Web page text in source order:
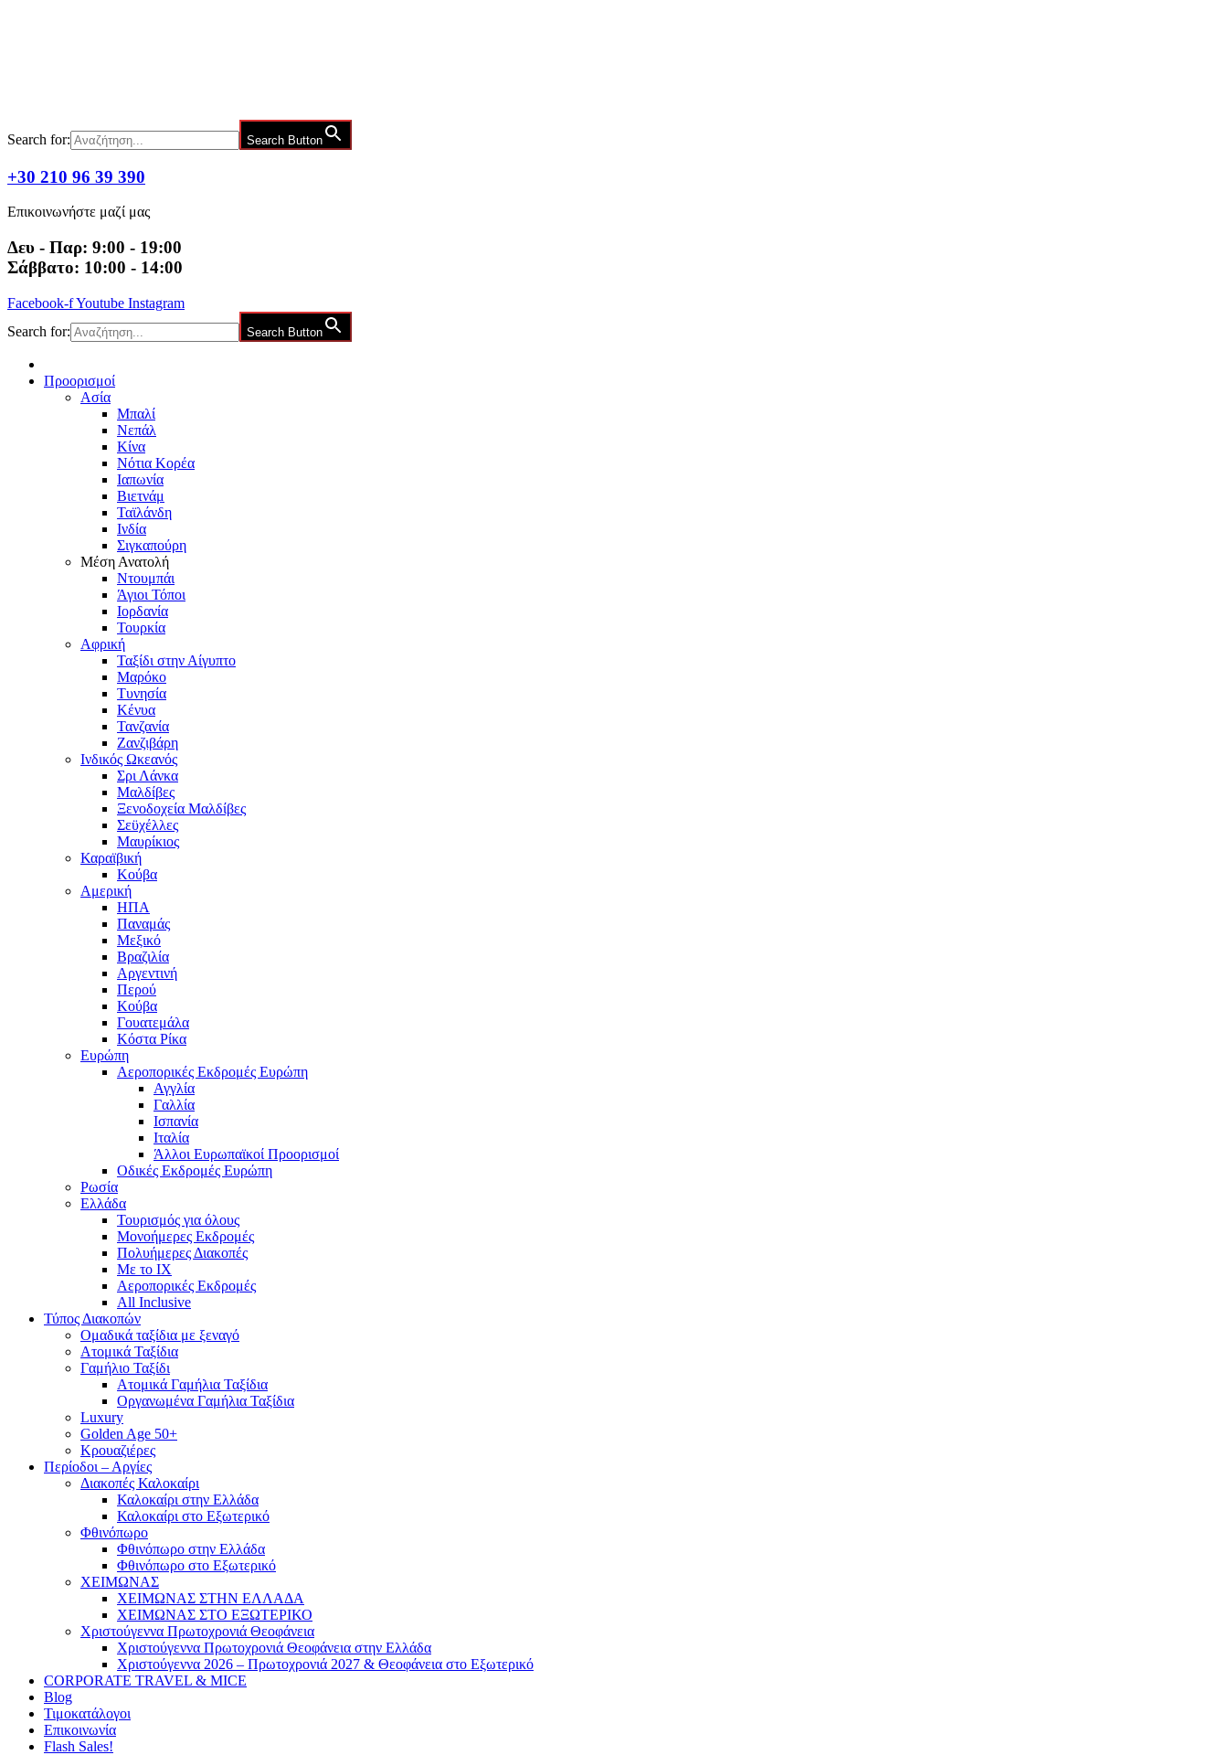
Search for: Search Button
+30 210 96 39 390
Επικοινωνήστε μαζί μας
Δευ - Παρ: 9:00 - 19:00
Σάββατο: 10:00 - 14:00
Facebook-fYoutube Instagram
Search for:
Search Button
Προορισμοί
Ασία
Μπαλί
Νεπάλ
Κίνα
Νότια Κορέα
Ιαπωνία
Βιετνάμ
Ταϊλάνδη
Ινδία
Σιγκαπούρη
Μέση Ανατολή
Ντουμπάι
Άγιοι Τόποι
Ιορδανία
Τουρκία
Αφρική
Ταξίδι στην Αίγυπτο
Μαρόκο
Τυνησία
Κένυα
Τανζανία
Ζανζιβάρη
Ινδικός Ωκεανός
Σρι Λάνκα
Μαλδίβες
Ξενοδοχεία Μαλδίβες
Σεϋχέλλες
Μαυρίκιος
Καραϊβική
Κούβα
Αμερική
ΗΠΑ
Παναμάς
Μεξικό
Βραζιλία
Αργεντινή
Περού
Κούβα
Γουατεμάλα
Κόστα Ρίκα
Ευρώπη
Αεροπορικές Εκδρομές Ευρώπη
Αγγλία
Γαλλία
Ισπανία
Ιταλία
Άλλοι Ευρωπαϊκοί Προορισμοί
Οδικές Εκδρομές Ευρώπη
Ρωσία
Ελλάδα
Τουρισμός για όλους
Mονοήμερες Εκδρομές
Πολυήμερες Διακοπές
Με το ΙΧ
Αεροπορικές Εκδρομές
All Inclusive
Τύπος Διακοπών
Ομαδικά ταξίδια με ξεναγό
Ατομικά Ταξίδια
Γαμήλιο Ταξίδι
Ατομικά Γαμήλια Ταξίδια
Οργανωμένα Γαμήλια Ταξίδια
Luxury
Golden Age 50+
Κρουαζιέρες
Περίοδοι – Αργίες
Διακοπές Καλοκαίρι
Καλοκαίρι στην Ελλάδα
Καλοκαίρι στο Εξωτερικό
Φθινόπωρο
Φθινόπωρο στην Ελλάδα
Φθινόπωρο στο Εξωτερικό
ΧΕΙΜΩΝΑΣ
ΧΕΙΜΩΝΑΣ ΣΤΗΝ ΕΛΛΑΔΑ
ΧΕΙΜΩΝΑΣ ΣΤΟ ΕΞΩΤΕΡΙΚΟ
Χριστούγεννα Πρωτοχρονιά Θεοφάνεια
Χριστούγεννα Πρωτοχρονιά Θεοφάνεια στην Ελλάδα
Χριστούγεννα 2026 – Πρωτοχρονιά 2027 & Θεοφάνεια στο Εξωτερικό
CORPORATE TRAVEL & MICE
Blog
Τιμοκατάλογοι
Επικοινωνία
Flash Sales!